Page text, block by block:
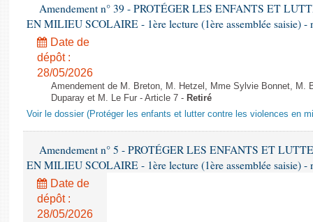
Amendement n° 39 - PROTÉGER LES ENFANTS ET
EN MILIEU SCOLAIRE - 1ère lecture (1ère assemblée saisie) -
Date de
dépôt :
28/05/2026
Amendement de M. Breton, M. Hetzel, Mme Sylvie Bonnet, M.
Duparay et M. Le Fur - Article 7 - Retiré
Voir le dossier (Protéger les enfants et lutter contre les violences en
Amendement n° 5 - PROTÉGER LES ENFANTS ET
EN MILIEU SCOLAIRE - 1ère lecture (1ère assemblée saisie) -
Date de
dépôt :
28/05/2026